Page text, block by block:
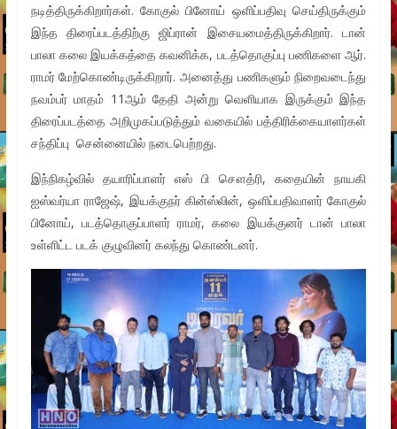
நடித்திருக்கிறார்கள். கோகுல் பினோய் ஒளிப்பதிவு செய்திருக்கும்
இந்த திரைப்படத்திற்கு ஜிப்ரான் இசையமைத்திருக்கிறார். டான்
பாலா கலை இயக்கத்தை கவனிக்க, படத்தொகுப்பு பணிகளை ஆர்.
ராமர் மேற்கொண்டிருக்கிறார். அனைத்து பணிகளும் நிறைவடைந்து
நவம்பர் மாதம் 11ஆம் தேதி அன்று வெளியாக இருக்கும் இந்த
திரைப்படத்தை அறிமுகப்படுத்தும் வகையில் பத்திரிக்கையாளர்கள்
சந்திப்பு சென்னையில் நடைபெற்றது.
இந்நிகழ்வில் தயாரிப்பாளர் எஸ் பி சௌத்ரி, கதையின் நாயகி
ஐஸ்வர்யா ராஜேஷ், இயக்குநர் கின்ஸ்லின், ஒளிப்பதிவாளர் கோகுல்
பினோய், படத்தொகுப்பாளர் ராமர், கலை இயக்குனர் டான் பாலா
உள்ளிட்ட படக் குழுவினர் கலந்து கொண்டனர்.